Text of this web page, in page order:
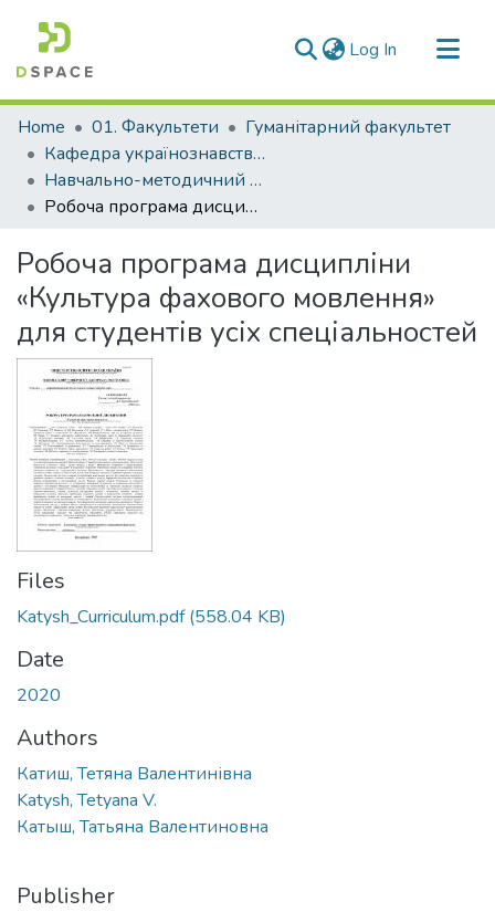
Log In (current)
Communities & Collections
All of DSpace
Statistics
Home 01. Факультети
Гуманітарний факультет
Кафедра українознавства та загальної мовної підготовки (Кафедра У та ЗМП)
Навчально-методичний комплекс дисциплін кафедри У та ЗМП
Робоча програма дисципліни «Культура фахового мовлення» для студентів усіх спеціальностей
Робоча програма дисципліни
«Культура фахового мовлення»
для студентів усіх спеціальностей
Files
Kаtysh_Curriculum.pdf(558.04 KB)
Date
2020
Authors
Катиш, Тетяна Валентинівна
Kаtysh, Tetyana V.
Катыш, Татьяна Валентиновна
Publisher